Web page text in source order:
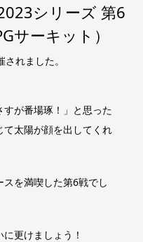
シリーズ 第6
サーキット）
れました。
が番場琢！」と思った
太陽が顔を出してくれ
を満喫した第6戦でし
更けましょう！